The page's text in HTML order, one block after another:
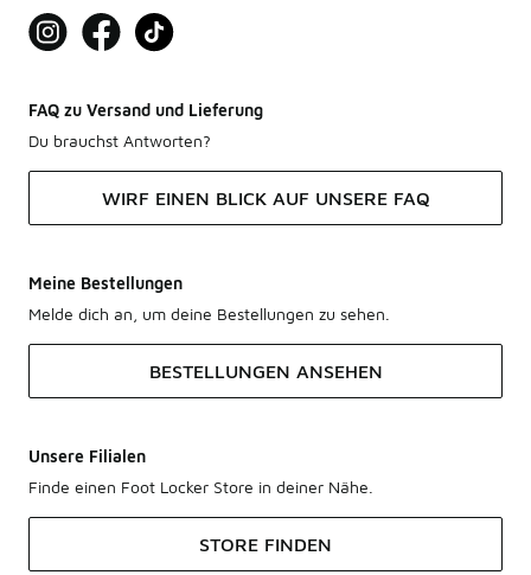
FAQ zu Versand und Lieferung
Du brauchst Antworten?
WIRF EINEN BLICK AUF UNSERE FAQ
Meine Bestellungen
Melde dich an, um deine Bestellungen zu sehen.
BESTELLUNGEN ANSEHEN
Unsere Filialen
Finde einen Foot Locker Store in deiner Nähe.
STORE FINDEN